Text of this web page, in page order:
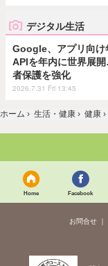
デジタル生活
Google、アプリ向け
APIを年内に世界展
者保護を強化
2026.7.31 Fri 13:45
ホーム › 生活・健康 › 健康 ›
Home Facebook
お問合せ